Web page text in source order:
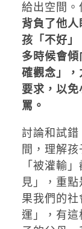
給出空間。
背負了他
孩「不好
多時候會
確觀念」
要求，以
罵。
討論和試
間，理解
「被灌輸
見」，重
果我們的
運」，有